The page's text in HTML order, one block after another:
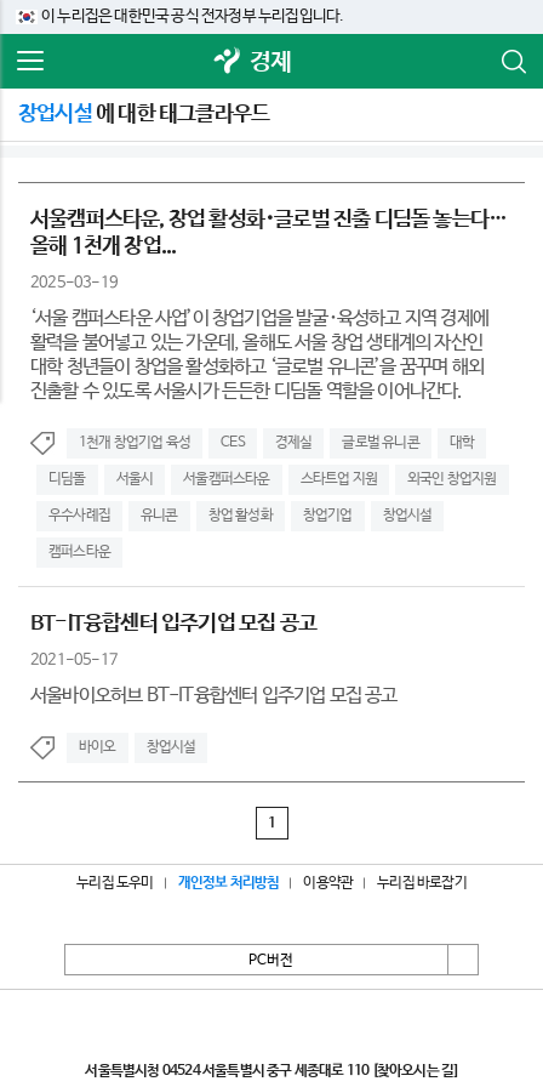
이 누리집은 대한민국 공식 전자정부 누리집입니다.
경제
창업시설에 대한 태그클라우드
서울캠퍼스타운, 창업 활성화･글로벌 진출 디딤돌 놓는다…
올해 1천개 창업...
2025-03-19
‘서울 캠퍼스타운 사업’이 창업기업을 발굴･육성하고 지역 경제에
활력을 불어넣고 있는 가운데, 올해도 서울 창업 생태계의 자산인
대학 청년들이 창업을 활성화하고 ‘글로벌 유니콘’을 꿈꾸며 해외
진출할 수 있도록 서울시가 든든한 디딤돌 역할을 이어나간다.
1천개 창업기업 육성 CES 경제실 글로벌 유니콘 대학
디딤돌 서울시 서울캠퍼스타운 스타트업 지원 외국인 창업지원
우수사례집 유니콘 창업 활성화 창업기업 창업시설
캠퍼스타운
BT-IT융합센터 입주기업 모집 공고
2021-05-17
서울바이오허브 BT-IT융합센터 입주기업 모집 공고
바이오 창업시설
1
누리집 도우미 개인정보 처리방침 이용약관 누리집 바로잡기
PC버전
서울특별시청 04524 서울특별시 중구 세종대로 110 [찾아오시는 길]